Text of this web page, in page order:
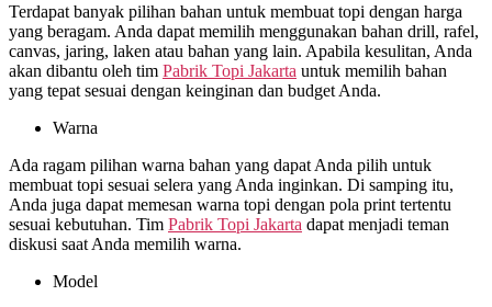
Terdapat banyak pilihan bahan untuk membuat topi dengan harga
yang beragam. Anda dapat memilih menggunakan bahan drill, rafel,
canvas, jaring, laken atau bahan yang lain. Apabila kesulitan, Anda
akan dibantu oleh tim Pabrik Topi Jakarta untuk memilih bahan
yang tepat sesuai dengan keinginan dan budget Anda.
Warna
Ada ragam pilihan warna bahan yang dapat Anda pilih untuk
membuat topi sesuai selera yang Anda inginkan. Di samping itu,
Anda juga dapat memesan warna topi dengan pola print tertentu
sesuai kebutuhan. Tim Pabrik Topi Jakarta dapat menjadi teman
diskusi saat Anda memilih warna.
Model